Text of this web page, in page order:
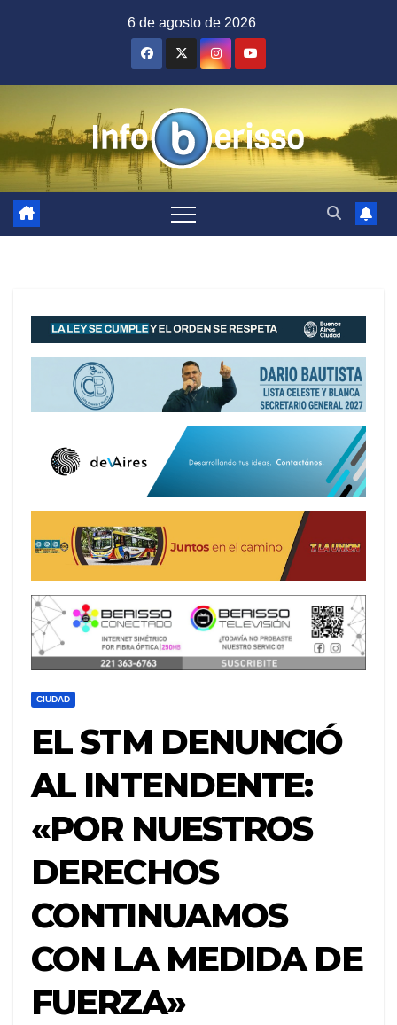
6 de agosto de 2026
CIUDAD
EL STM DENUNCIÓ
AL INTENDENTE:
«POR NUESTROS
DERECHOS
CONTINUAMOS
CON LA MEDIDA DE
FUERZA»